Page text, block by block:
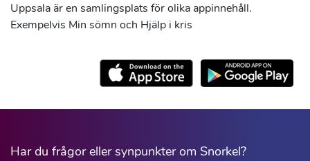
Uppsala är en samlingsplats för olika appinnehåll.
Exempelvis Min sömn och Hjälp i kris
Har du frågor eller synpunkter om Snorkel?